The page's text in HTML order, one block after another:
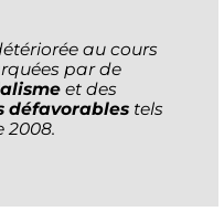
au cours
par de
et des
défavorables tels
2008.